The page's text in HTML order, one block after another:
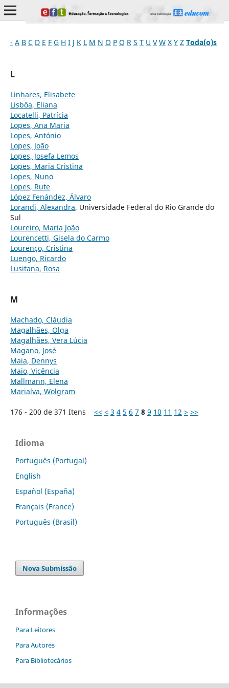
- A B C D E F G H I J K L M N O P Q R S T U V W X Y Z Toda(o)s
L
Linhares, Elisabete
Lisbôa, Eliana
Locatelli, Patrícia
Lopes, Ana Maria
Lopes, António
Lopes, João
Lopes, Josefa Lemos
Lopes, Maria Cristina
Lopes, Nuno
Lopes, Rute
López Fenández, Álvaro
Lorandi, Alexandra, Universidade Federal do Rio Grande do
Sul
Loureiro, Maria João
Lourencetti, Gisela do Carmo
Lourenço, Cristina
Luengo, Ricardo
Lusitana, Rosa
M
Machado, Cláudia
Magalhães, Olga
Magalhães, Vera Lúcia
Magano, José
Maia, Dennys
Maio, Vicência
Mallmann, Elena
Marialva, Wolgram
176 - 200 de 371 Itens << < 3 4 5 6 7 8 9 10 11 12 > >>
Idioma
Português (Portugal)
English
Español (España)
Français (France)
Português (Brasil)
Nova Submissão
Informações
Para Leitores
Para Autores
Para Bibliotecários